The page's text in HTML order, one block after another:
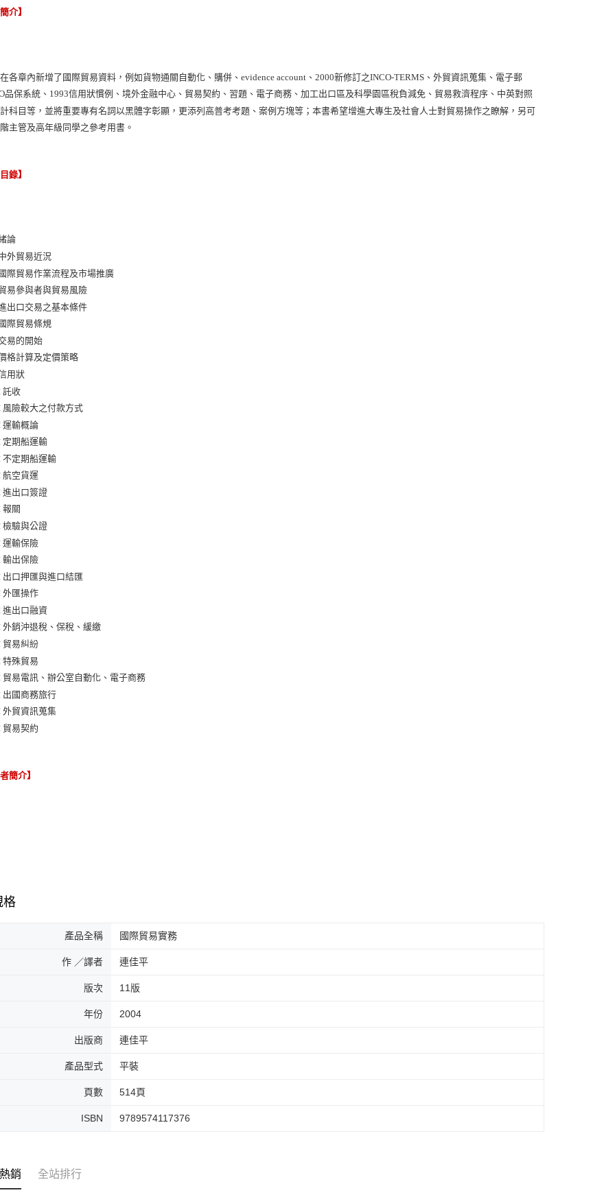
介】
各章內新增了國際貿易資料，例如貨物通關自動化、購併、evidence account、2000新修訂之INCO-TERMS、外貿資訊蒐集、電子郵
品保系統、1993信用狀慣例、境外金融中心、貿易契約、習題、電子商務、加工出口區及科學園區稅負減免、貿易救濟程序、中英對照
科目等，並將重要專有名詞以黑體字彰顯，更添列高普考考題、案例方塊等；本書希望增進大專生及社會人士對貿易操作之瞭解，另可
主管及高年級同學之參考用書。
錄】
論
外貿易近況
際貿易作業流程及市場推廣
易參與者與貿易風險
出口交易之基本條件
際貿易條規
易的開始
格計算及定價策略
用狀
託收
風險較大之付款方式
運輸概論
定期船運輸
不定期船運輸
航空貨運
進出口簽證
報關
檢驗與公證
運輸保險
輸出保險
出口押匯與進口結匯
外匯操作
進出口融資
外銷沖退稅、保稅、緩繳
貿易糾紛
特殊貿易
貿易電訊、辦公室自動化、電子商務
出國商務旅行
外貿資訊蒐集
貿易契約
簡介】
格
產品全稱 國際貿易實務
作 ／譯者 連佳平
版次 11版
年份 2004
出版商 連佳平
產品型式 平裝
頁數 514頁
ISBN 9789574117376
銷 全站排行